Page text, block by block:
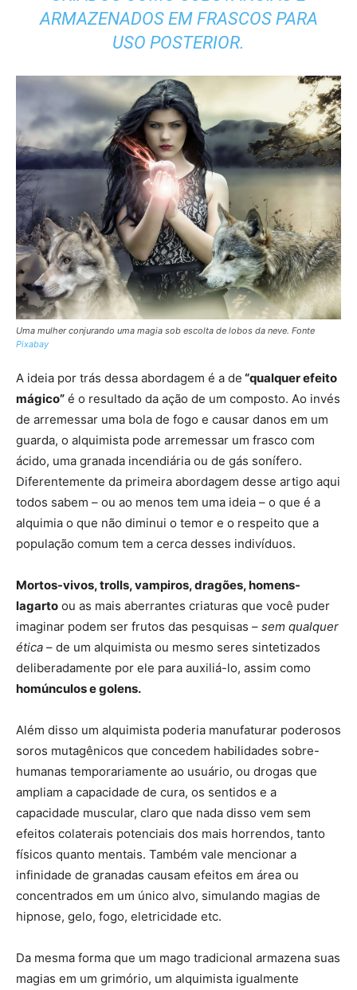
ARMAZENADOS EM FRASCOS PARA
USO POSTERIOR.
Uma mulher conjurando uma magia sob escolta de lobos da neve. Fonte
Pixabay
A ideia por trás dessa abordagem é a de “qualquer efeito
mágico” é o resultado da ação de um composto. Ao invés
de arremessar uma bola de fogo e causar danos em um
guarda, o alquimista pode arremessar um frasco com
ácido, uma granada incendiária ou de gás sonífero.
Diferentemente da primeira abordagem desse artigo aqui
todos sabem – ou ao menos tem uma ideia – o que é a
alquimia o que não diminui o temor e o respeito que a
população comum tem a cerca desses indivíduos.
Mortos-vivos, trolls, vampiros, dragões, homens-
lagarto ou as mais aberrantes criaturas que você puder
imaginar podem ser frutos das pesquisas – sem qualquer
ética – de um alquimista ou mesmo seres sintetizados
deliberadamente por ele para auxiliá-lo, assim como
homúnculos e golens.
Além disso um alquimista poderia manufaturar poderosos
soros mutagênicos que concedem habilidades sobre-
humanas temporariamente ao usuário, ou drogas que
ampliam a capacidade de cura, os sentidos e a
capacidade muscular, claro que nada disso vem sem
efeitos colaterais potenciais dos mais horrendos, tanto
físicos quanto mentais. Também vale mencionar a
infinidade de granadas causam efeitos em área ou
concentrados em um único alvo, simulando magias de
hipnose, gelo, fogo, eletricidade etc.
Da mesma forma que um mago tradicional armazena suas
magias em um grimório, um alquimista igualmente